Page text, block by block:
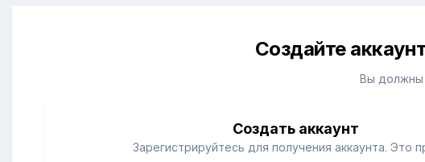
Создайте
Вы должны
Создать аккаунт
Зарегистрируйтесь для получения аккаунта. Это